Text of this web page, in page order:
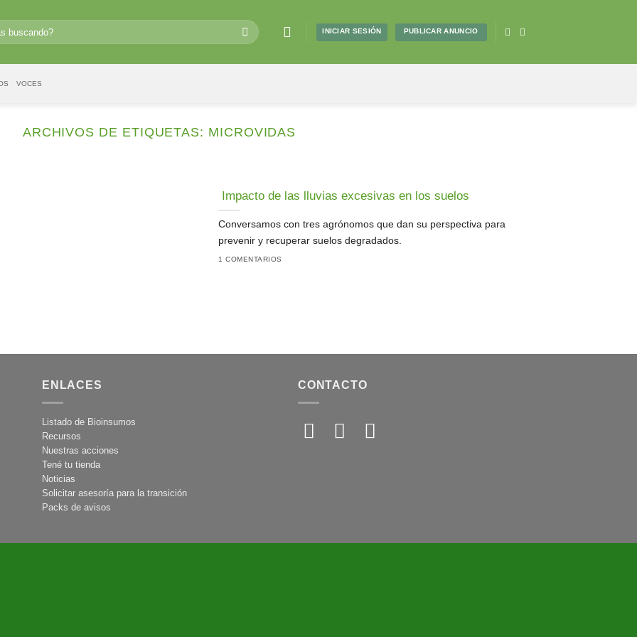
INICIAR SESIÓN PUBLICAR ANUNCIO
VOCES
ARCHIVOS DE ETIQUETAS: MICROVIDAS
Impacto de las lluvias excesivas en los suelos
Conversamos con tres agrónomos que dan su perspectiva para
prevenir y recuperar suelos degradados.
1 COMENTARIOS
ENLACES
Listado de Bioinsumos
Recursos
Nuestras acciones
Tené tu tienda
Noticias
Solicitar asesoría para la transición
Packs de avisos
CONTACTO